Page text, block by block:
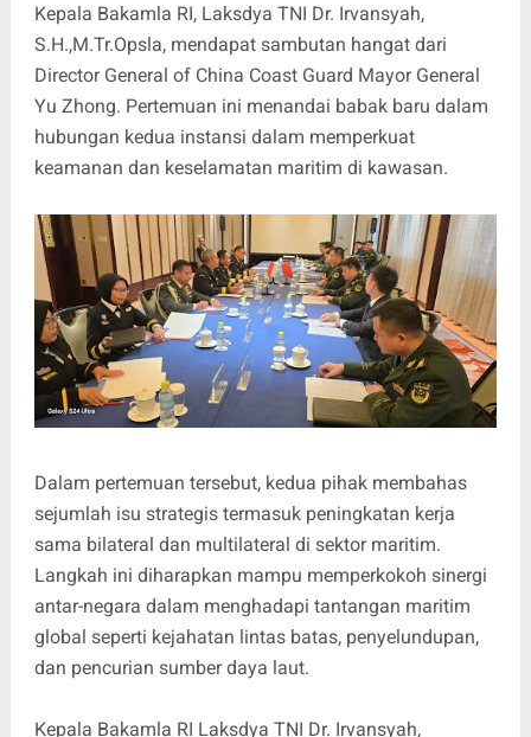
Kepala Bakamla RI, Laksdya TNI Dr. Irvansyah,
S.H.,M.Tr.Opsla, mendapat sambutan hangat dari
Director General of China Coast Guard Mayor General
Yu Zhong. Pertemuan ini menandai babak baru dalam
hubungan kedua instansi dalam memperkuat
keamanan dan keselamatan maritim di kawasan.
Dalam pertemuan tersebut, kedua pihak membahas
sejumlah isu strategis termasuk peningkatan kerja
sama bilateral dan multilateral di sektor maritim.
Langkah ini diharapkan mampu memperkokoh sinergi
antar-negara dalam menghadapi tantangan maritim
global seperti kejahatan lintas batas, penyelundupan,
dan pencurian sumber daya laut.
Kepala Bakamla RI Laksdya TNI Dr. Irvansyah,